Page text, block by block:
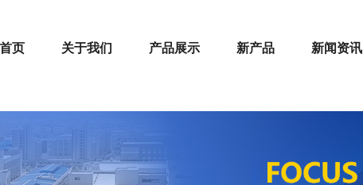
页 关于我们 产品展示 新产品 新闻资讯